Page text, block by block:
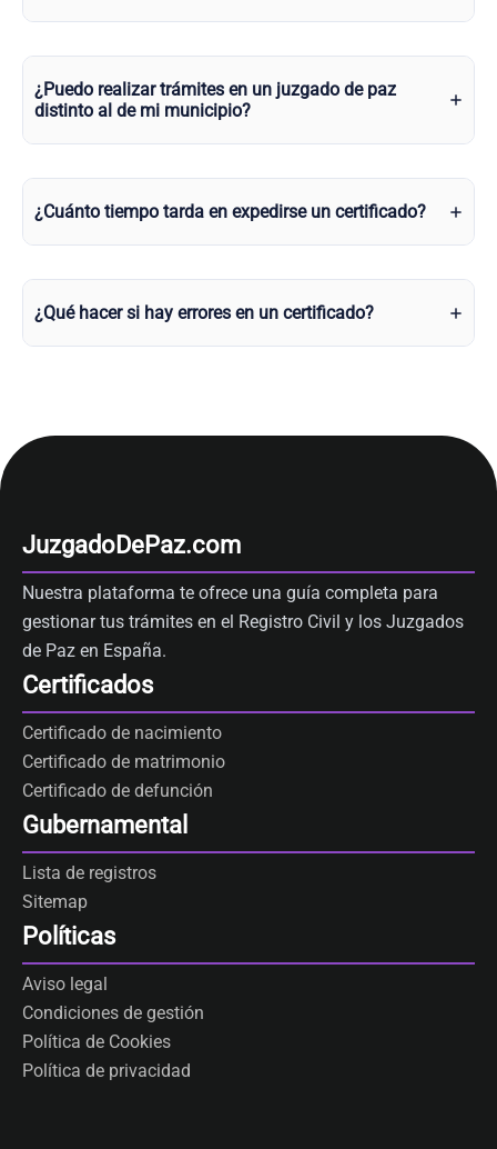
¿Puedo realizar trámites en un juzgado de paz
distinto al de mi municipio?
¿Cuánto tiempo tarda en expedirse un certificado?
¿Qué hacer si hay errores en un certificado?
JuzgadoDePaz.com
Nuestra plataforma te ofrece una guía completa para
gestionar tus trámites en el Registro Civil y los Juzgados
de Paz en España.
Certificados
Certificado de nacimiento
Certificado de matrimonio
Certificado de defunción
Gubernamental
Lista de registros
Sitemap
Políticas
Aviso legal
Condiciones de gestión
Política de Cookies
Política de privacidad